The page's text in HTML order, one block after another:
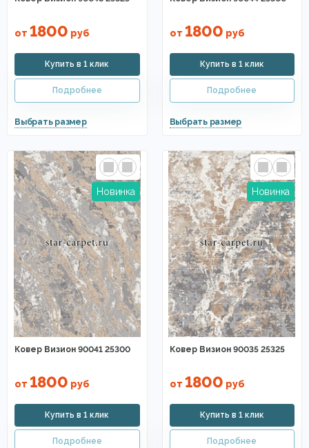
от 1800 руб от 1800 руб
Ковер Визион 90041 25300
от 1800 руб
Ковер Визион 90035 25325
от 1800 руб